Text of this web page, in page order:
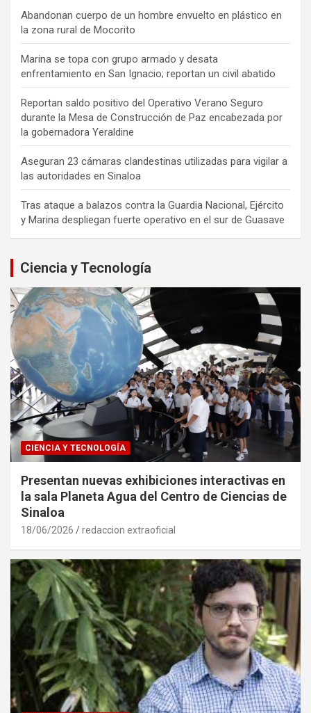
Abandonan cuerpo de un hombre envuelto en plástico en
la zona rural de Mocorito
Marina se topa con grupo armado y desata
enfrentamiento en San Ignacio; reportan un civil abatido
Reportan saldo positivo del Operativo Verano Seguro
durante la Mesa de Construcción de Paz encabezada por
la gobernadora Yeraldine
Aseguran 23 cámaras clandestinas utilizadas para vigilar a
las autoridades en Sinaloa
Tras ataque a balazos contra la Guardia Nacional, Ejército
y Marina despliegan fuerte operativo en el sur de Guasave
Ciencia y Tecnología
CIENCIA Y TECNOLOGÍA
Presentan nuevas exhibiciones interactivas en
la sala Planeta Agua del Centro de Ciencias de
Sinaloa
18/06/2026 redaccion extraoficial